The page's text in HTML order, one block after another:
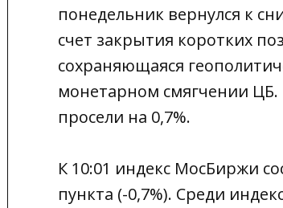
понедельник вернулся к
счет закрытия коротких
сохраняющаяся
монетарном смягчении
просели на 0,7%.
К 10:01 индекс МосБиржи
пункта (-0,7%). Среди